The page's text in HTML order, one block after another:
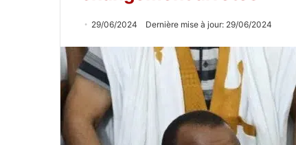
29/06/2024 Dernière mise à jour: 29/06/2024